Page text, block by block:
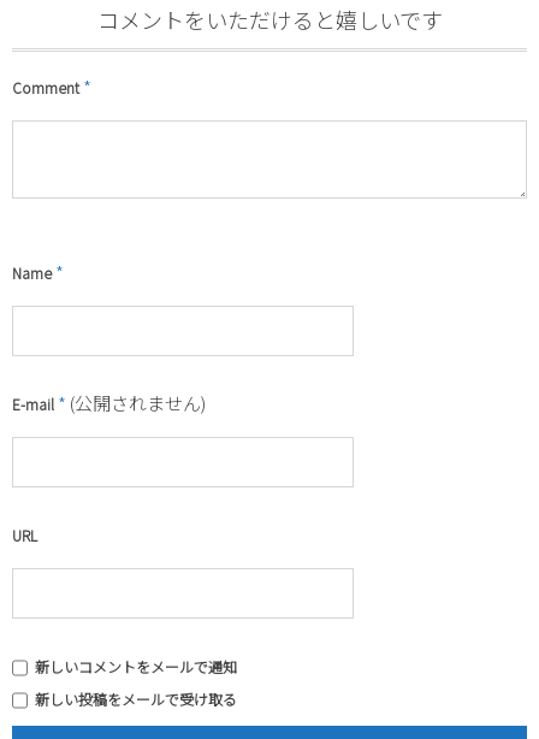
コメントをいただけると嬉しいです
Comment *
Name *
E-mail * (公開されません)
URL
新しいコメントをメールで通知
新しい投稿をメールで受け取る